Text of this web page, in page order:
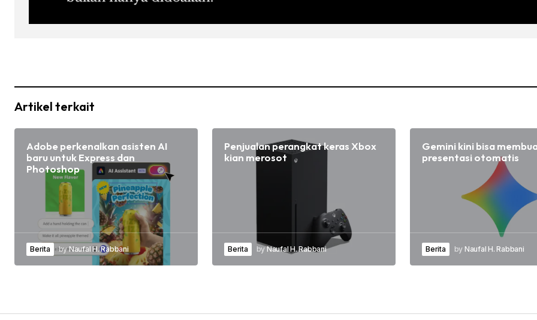
Artikel terkait
Adobe perkenalkan asisten AI
baru untuk Express dan
Photoshop
Berita byNaufal H. Rabbani
Penjualan perangkat keras Xbox
kian merosot
Berita byNaufal H. Rabbani
Gemini kini bisa
presentasi otomatis
Berita by Naufal H. Rabbani